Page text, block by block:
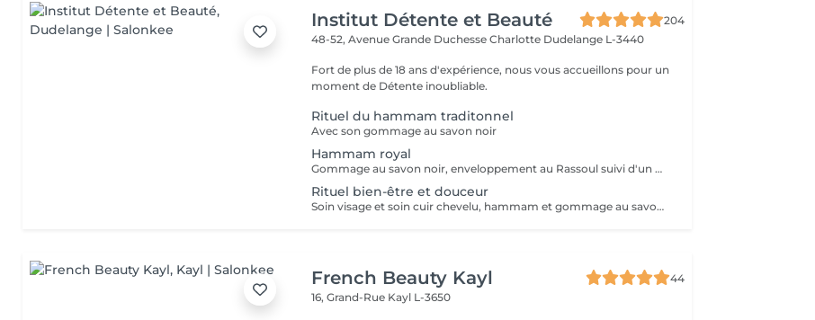
Institut Détente et Beauté
204
48-52, Avenue Grande Duchesse Charlotte Dudelange L-3440
Fort de plus de 18 ans d'expérience, nous vous accueillons pour un
moment de Détente inoubliable.
Rituel du hammam traditonnel
Avec son gommage au savon noir
Hammam royal
Gommage au savon noir, enveloppement au Rassoul suivi d'un massage relaxant
Rituel bien-être et douceur
Soin visage et soin cuir chevelu, hammam et gommage au savon noir suivi d'un massage relaxant
French Beauty Kayl
44
16, Grand-Rue Kayl L-3650